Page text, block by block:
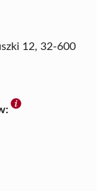
12, 32-600